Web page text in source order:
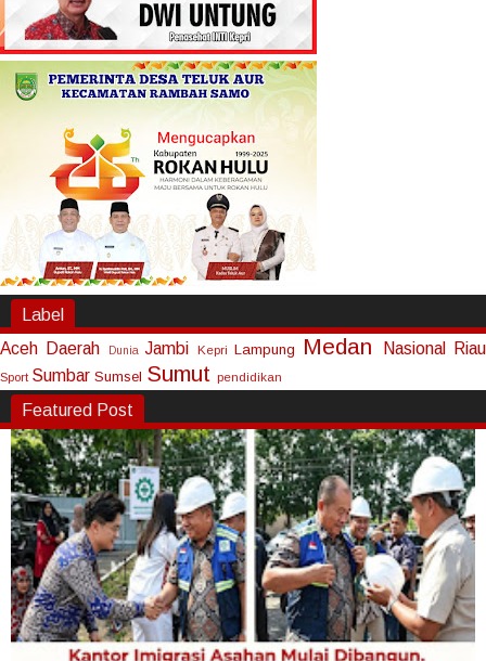
Label
Aceh Daerah Dunia Jambi Kepri Lampung Medan Nasional Riau
Sport Sumbar Sumsel Sumut pendidikan
Featured Post